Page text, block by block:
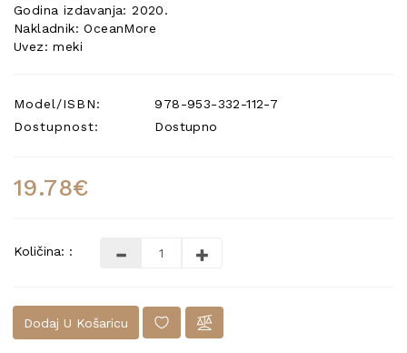
Godina izdavanja: 2020.
Nakladnik: OceanMore
Uvez: meki
Model/ISBN:
978-953-332-112-7
Dostupnost:
Dostupno
19.78€
Količina: :
Dodaj U Košaricu